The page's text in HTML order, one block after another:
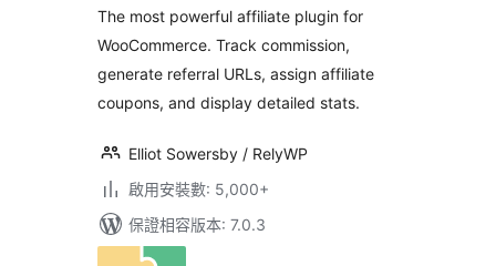
數
The most powerful affiliate plugin for
WooCommerce. Track commission,
generate referral URLs, assign affiliate
coupons, and display detailed stats.
Elliot Sowersby / RelyWP
啟用安裝數: 5,000+
保證相容版本: 7.0.3